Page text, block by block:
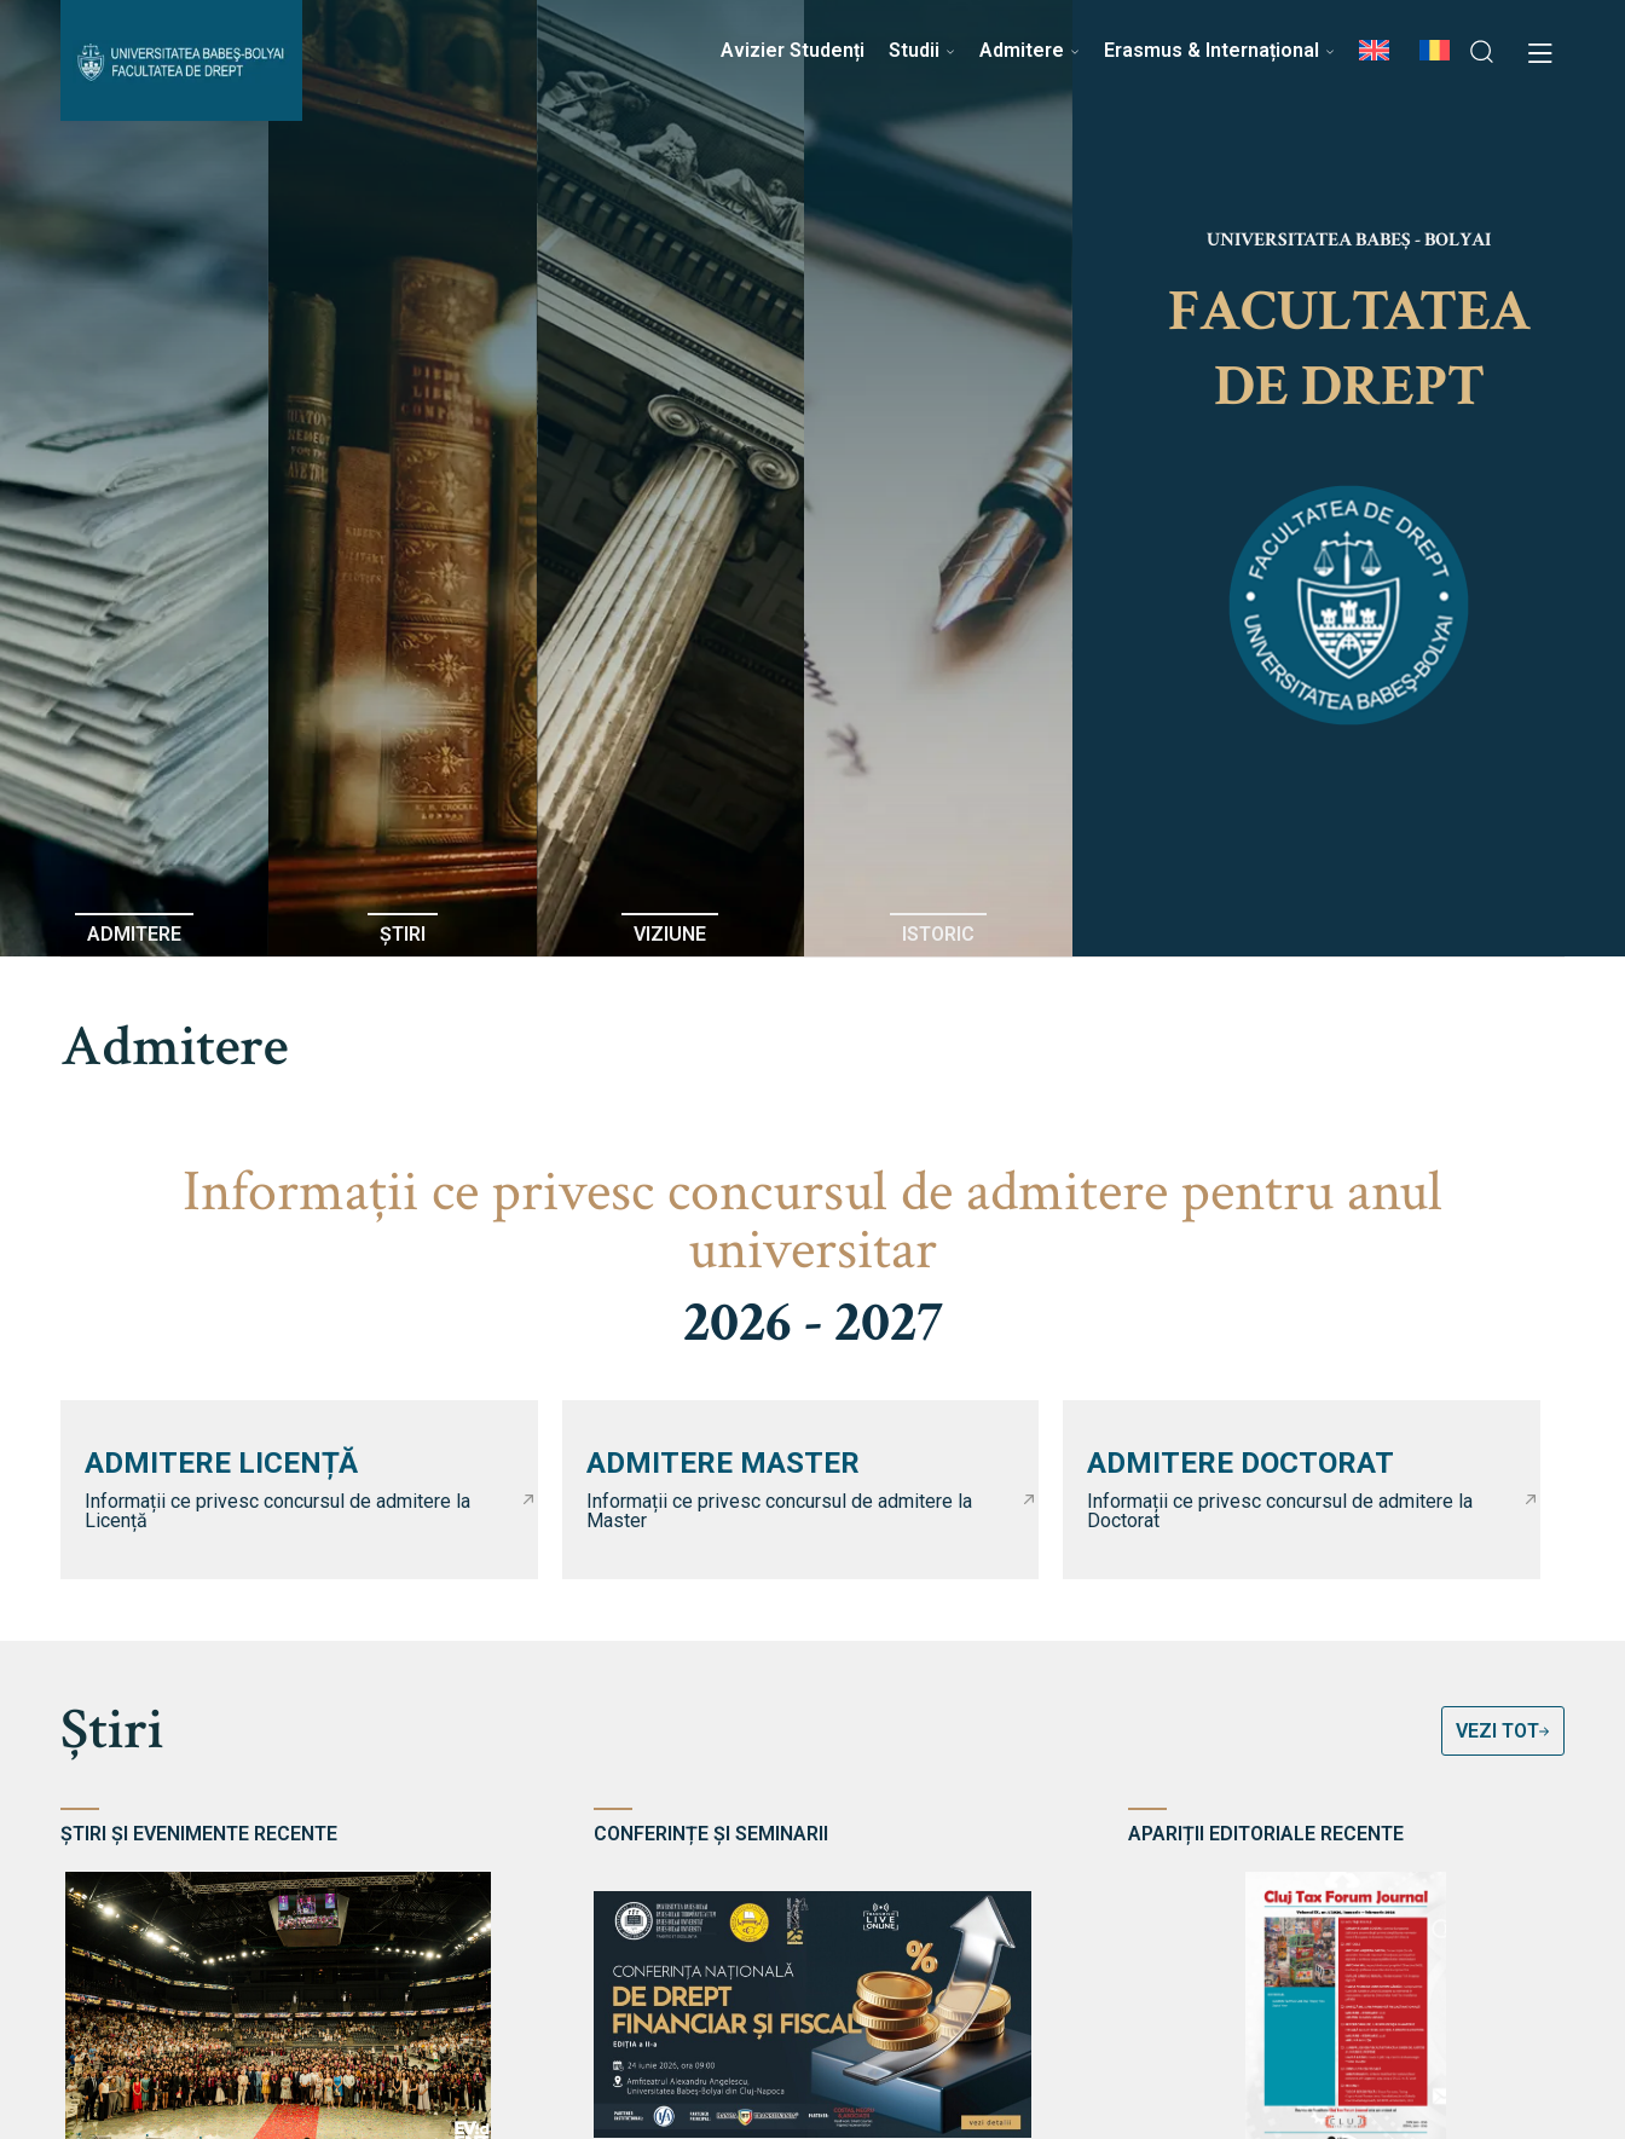
Avizier Studenți Admitere Erasmus & Internațional Despre Facultate Știri Echipa Facultății
Contact
Avizier Studenți Studii Admitere Erasmus & Internațional
ADMITERE ȘTIRI VIZIUNE ISTORIC
UNIVERSITATEA BABEȘ - BOLYAI
FACULTATEA
DE DREPT
Admitere
Informaţii ce privesc concursul de admitere pentru anul
universitar
2026 - 2027
ADMITERE LICENȚĂ
Informații ce privesc concursul de admitere la
Licență
ADMITERE MASTER
Informații ce privesc concursul de admitere la
Master
ADMITERE DOCTORAT
Informații ce privesc concursul de admitere la
Doctorat
Știri VEZI TOT
ȘTIRI ȘI EVENIMENTE RECENTE CONFERINȚE ȘI SEMINARII APARIȚII EDITORIALE RECENTE